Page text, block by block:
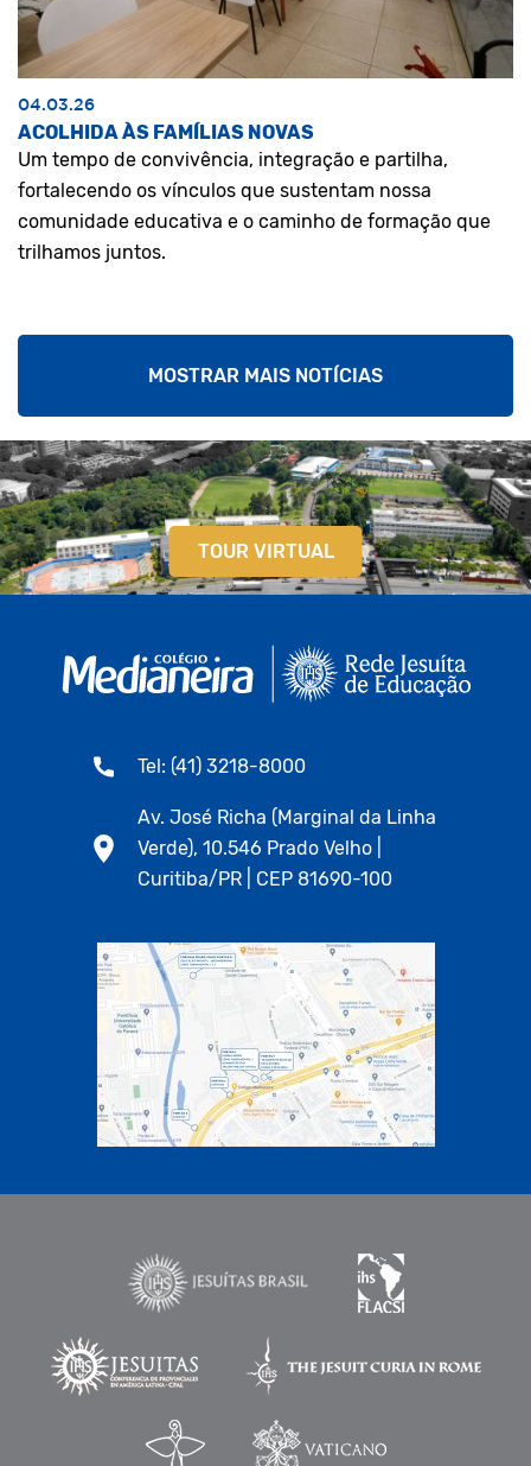
04.03.26
ACOLHIDA ÀS FAMÍLIAS NOVAS
Um tempo de convivência, integração e partilha,
fortalecendo os vínculos que sustentam nossa
comunidade educativa e o caminho de formação que
trilhamos juntos.
MOSTRAR MAIS NOTÍCIAS
TOUR VIRTUAL
Tel: (41) 3218-8000
Av. José Richa (Marginal da Linha
Verde), 10.546 Prado Velho |
Curitiba/PR | CEP 81690-100